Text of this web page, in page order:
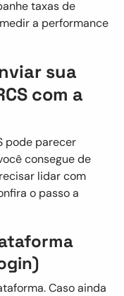
taxas de
a performance
sua
com a
pode parecer
consegue de
lidar com
o passo a
Caso ainda